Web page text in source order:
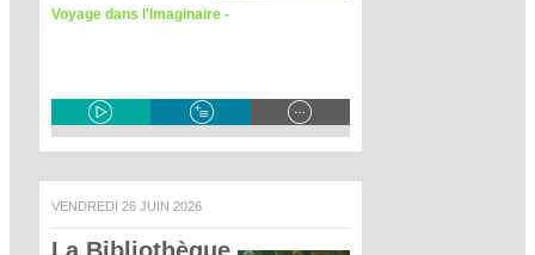
Voyage dans l'Imaginaire -
VENDREDI 26 JUIN 2026